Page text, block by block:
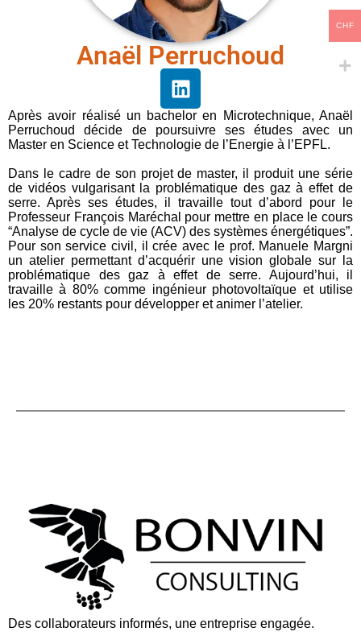
Anaël Perruchoud
Après avoir réalisé un bachelor en Microtechnique, Anaël
Perruchoud décide de poursuivre ses études avec un
Master en Science et Technologie de l’Energie à l’EPFL.
Dans le cadre de son projet de master, il produit une série
de vidéos vulgarisant la problématique des gaz à effet de
serre. Après ses études, il travaille tout d’abord pour le
Professeur François Maréchal pour mettre en place le cours
“Analyse de cycle de vie (ACV) des systèmes énergétiques”.
Pour son service civil, il crée avec le prof. Manuele Margni
un atelier permettant d’acquérir une vision globale sur la
problématique des gaz à effet de serre. Aujourd’hui, il
travaille à 80% comme ingénieur photovoltaïque et utilise
les 20% restants pour développer et animer l’atelier.
Des collaborateurs informés, une entreprise engagée.
CHF